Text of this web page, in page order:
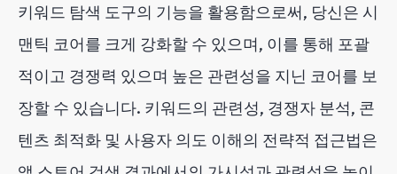
키워드 탐색 도구의 기능을 활용함으로써, 당신은 시
맨틱 코어를 크게 강화할 수 있으며, 이를 통해 포괄
적이고 경쟁력 있으며 높은 관련성을 지닌 코어를 보
장할 수 있습니다. 키워드의 관련성, 경쟁자 분석, 콘
텐츠 최적화 및 사용자 의도 이해의 전략적 접근법은